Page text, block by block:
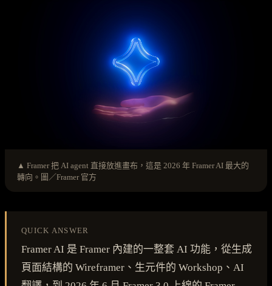
▲ Framer 把 AI agent 直接放進畫布，這是 2026 年 Framer AI 最大的
轉向。圖／Framer 官方
QUICK ANSWER
Framer AI 是 Framer 內建的一整套 AI 功能，從生成
頁面結構的 Wireframer、生元件的 Workshop、AI